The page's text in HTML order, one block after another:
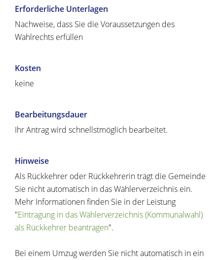
Erforderliche Unterlagen
Nachweise, dass Sie die Voraussetzungen des
Wahlrechts erfüllen
Kosten
keine
Bearbeitungsdauer
Ihr Antrag wird schnellstmöglich bearbeitet.
Hinweise
Als Rückkehrer oder Rückkehrerin trägt die Gemeinde
Sie nicht automatisch in das Wählerverzeichnis ein.
Mehr Informationen finden Sie in der Leistung
"Eintragung in das Wählerverzeichnis (Kommunalwahl)
als Rückkehrer beantragen".
Bei einem Umzug werden Sie nicht automatisch in ein